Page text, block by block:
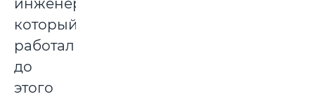
инженер,
который
работал
до
этого